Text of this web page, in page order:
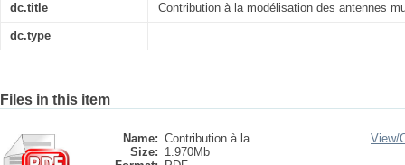
dc.title Contribution à la modélisation des antennes
dc.type
Files in this item
Name: Contribution à la ...
Size: 1.970Mb
View/